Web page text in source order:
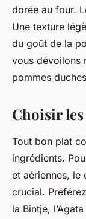
Mathis •27 août
dorée au four.
Une texture
du goût de la
vous dévoilons
pommes
Choisir
Tout bon plat
ingrédients.
et aériennes, le
crucial.
la Bintje,